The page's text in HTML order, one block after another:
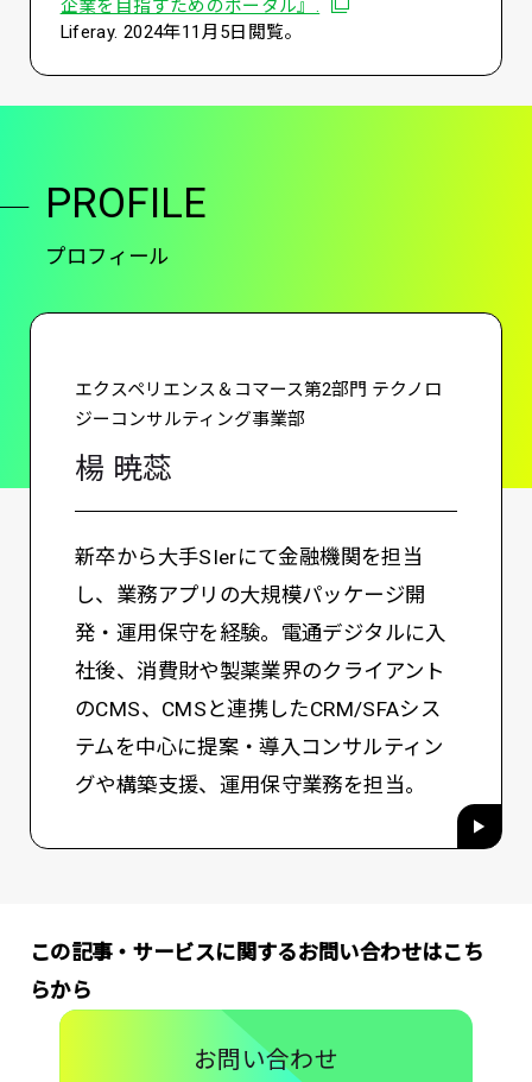
企業を目指すためのポータル』. 別ウィンドウで開く
Liferay. 2024年11月5日閲覧。
PROFILE
プロフィール
楊 暁蕊
エクスペリエンス＆コマース第2部門 テクノロ
ジーコンサルティング事業部
新卒から大手SIerにて金融機関を担当
し、業務アプリの大規模パッケージ開
発・運用保守を経験。電通デジタルに入
社後、消費財や製薬業界のクライアント
のCMS、CMSと連携したCRM/SFAシス
テムを中心に提案・導入コンサルティン
グや構築支援、運用保守業務を担当。
この記事・サービスに関するお問い合わせはこち
らから
お問い合わせ